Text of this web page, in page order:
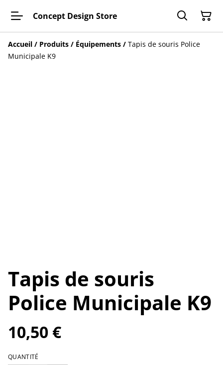
Concept Design Store
Accueil / Produits / Équipements / Tapis de souris Police
Municipale K9
Tapis de souris
Police Municipale K9
10,50 €
QUANTITÉ